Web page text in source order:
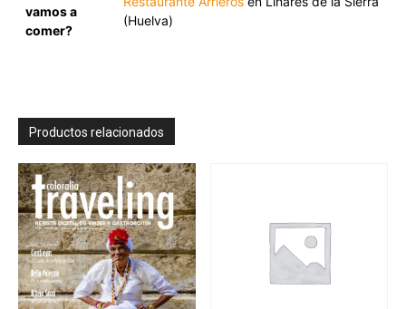
vamos a
comer?
(Huelva)
Productos relacionados